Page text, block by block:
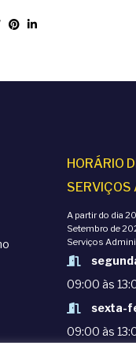
HORÁRIO
SERVIÇOS
A partir do dia
Setembro de
Serviços
09:00 às
sexta-
09:00 às